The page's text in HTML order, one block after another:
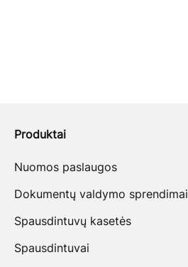
Produktai
Nuomos paslaugos
Dokumentų valdymo sprendimai
Spausdintuvų kasetės
Spausdintuvai